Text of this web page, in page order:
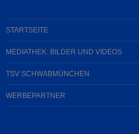
STARTSEITE
MEDIATHEK: BILDER UND VIDEOS
TSV SCHWABMÜNCHEN
WERBEPARTNER